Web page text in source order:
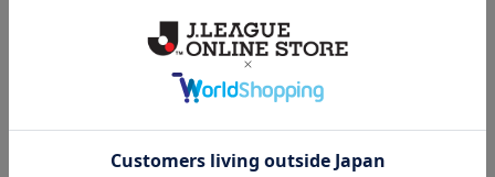
クユニフォーム（フィー
ー
ルド1st）
会員特典